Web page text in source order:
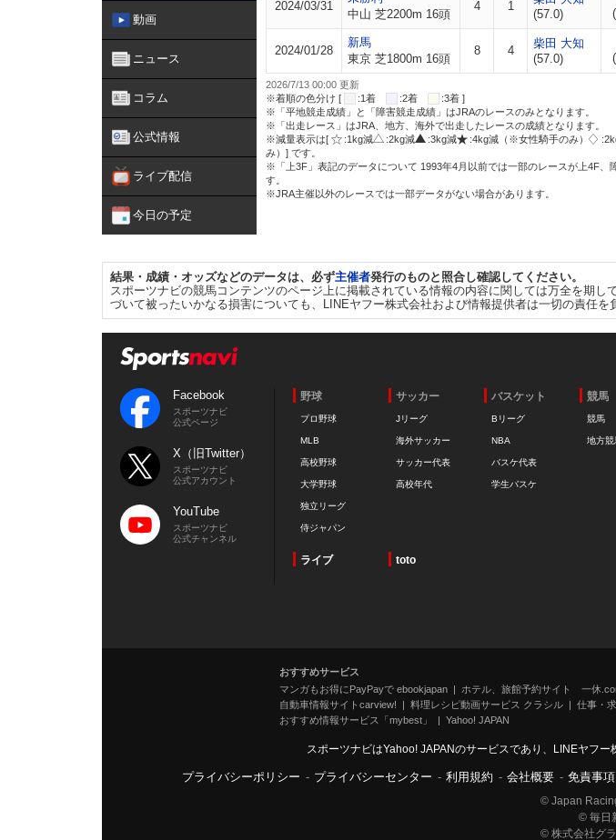
動画
ニュース
コラム
公式情報
ライブ配信
今日の予定
2024/03/31
中山 芝2200m 16頭
4 1
(57.0)
2024/01/28
新馬
東京 芝1800m 16頭
8 4
柴田 大知
(57.0)
2026/7/13 00:00 更新
※着順の色分け [
:1着 :2着
:3着 ]
※「平地競走成績」と「障害競走成績」はJRAのレースのみとなります。
※「出走レース」はJRA、地方、海外で出走したレースの成績となります。
※減量表示は[
:1kg減 :2kg減 :3kg減 :4kg減（※女性騎手のみ）
み）] です。
※「上3F」表記のデータについて 1993年4月以前では一部のレースが上4F、
す。
※JRA主催以外のレースでは一部データがない場合があります。
結果・成績・オッズなどのデータは、必ず主催者発行のものと照合し確認してください。
スポーツナビの競馬コンテンツのページ上に掲載されている情報の内容に関しては万全を期
づいて被ったいかなる損害についても、LINEヤフー株式会社および情報提供者は一切の責任を
Facebook
スポーツナビ
公式ページ
X（旧Twitter）
スポーツナビ
公式アカウント
YouTube
スポーツナビ
公式チャンネル
野球
プロ野球
MLB
高校野球
大学野球
独立リーグ
侍ジャパン
サッカー
Jリーグ
海外サッカー
サッカー代表
高校年代
バスケット
Bリーグ
NBA
バスケ代表
学生バスケ
競馬
競馬
地方競
ライブ toto
おすすめサービス
マンガもお得にPayPayで ebookjapan
ホテル、旅館予約サイト 一休
自動車情報サイトcarview!
料理レシピ動画サービス クラシル 仕事・
おすすめ情報サービス「mybest」
Yahoo! JAPAN
スポーツナビはYahoo! JAPANのサービスであり、LINEヤフ
プライバシーポリシー - プライバシーセンター - 利用規約 - 会社概要 - 免責事項
© Japan
© 毎日
© 株式会社グ